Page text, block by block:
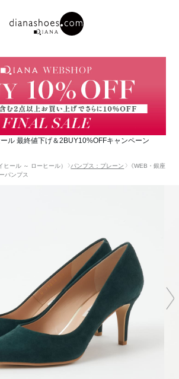
ル 最終値下げ＆2BUY10%OFFキャンペーン
ヒール ～ ローヒール） パンプス：プレーン
《WEB・銀座
パンプス